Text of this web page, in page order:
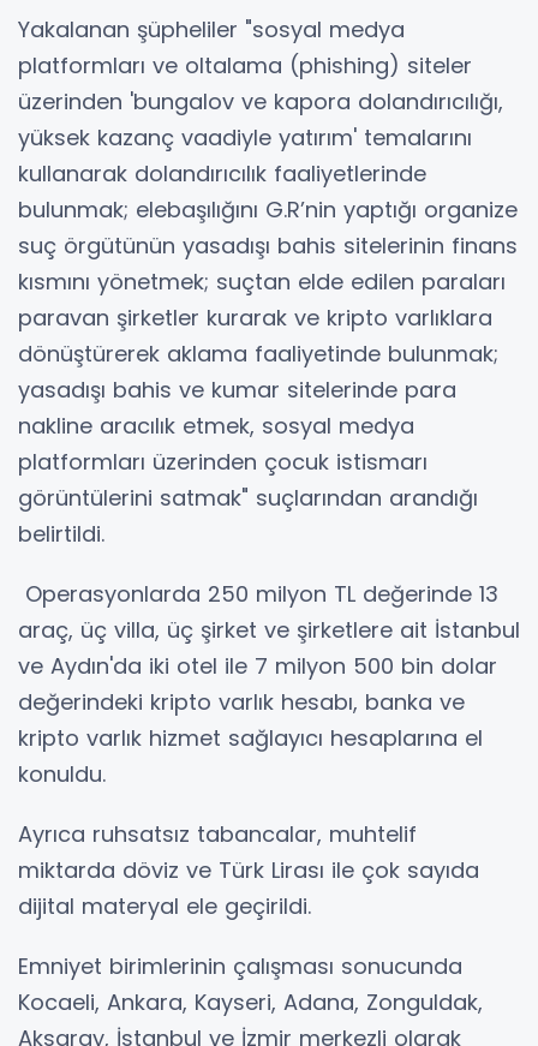
Yakalanan şüpheliler "sosyal medya
platformları ve oltalama (phishing) siteler
üzerinden 'bungalov ve kapora dolandırıcılığı,
yüksek kazanç vaadiyle yatırım' temalarını
kullanarak dolandırıcılık faaliyetlerinde
bulunmak; elebaşılığını G.R’nin yaptığı organize
suç örgütünün yasadışı bahis sitelerinin finans
kısmını yönetmek; suçtan elde edilen paraları
paravan şirketler kurarak ve kripto varlıklara
dönüştürerek aklama faaliyetinde bulunmak;
yasadışı bahis ve kumar sitelerinde para
nakline aracılık etmek, sosyal medya
platformları üzerinden çocuk istismarı
görüntülerini satmak" suçlarından arandığı
belirtildi.
Operasyonlarda 250 milyon TL değerinde 13
araç, üç villa, üç şirket ve şirketlere ait İstanbul
ve Aydın'da iki otel ile 7 milyon 500 bin dolar
değerindeki kripto varlık hesabı, banka ve
kripto varlık hizmet sağlayıcı hesaplarına el
konuldu.
Ayrıca ruhsatsız tabancalar, muhtelif
miktarda döviz ve Türk Lirası ile çok sayıda
dijital materyal ele geçirildi.
Emniyet birimlerinin çalışması sonucunda
Kocaeli, Ankara, Kayseri, Adana, Zonguldak,
Aksaray, İstanbul ve İzmir merkezli olarak